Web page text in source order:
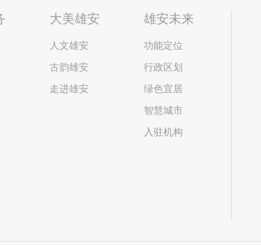
大美雄安
人文雄安
古韵雄安
走进雄安
雄安未来
功能定位
行政区划
绿色宜居
智慧城市
入驻机构